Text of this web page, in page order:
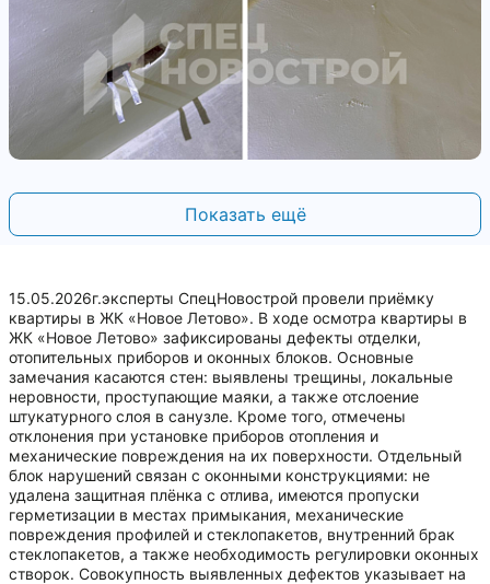
Показать ещё
15.05.2026г.эксперты СпецНовострой провели приёмку
квартиры в ЖК «Новое Летово». В ходе осмотра квартиры в
ЖК «Новое Летово» зафиксированы дефекты отделки,
отопительных приборов и оконных блоков. Основные
замечания касаются стен: выявлены трещины, локальные
неровности, проступающие маяки, а также отслоение
штукатурного слоя в санузле. Кроме того, отмечены
отклонения при установке приборов отопления и
механические повреждения на их поверхности. Отдельный
блок нарушений связан с оконными конструкциями: не
удалена защитная плёнка с отлива, имеются пропуски
герметизации в местах примыкания, механические
повреждения профилей и стеклопакетов, внутренний брак
стеклопакетов, а также необходимость регулировки оконных
створок. Совокупность выявленных дефектов указывает на